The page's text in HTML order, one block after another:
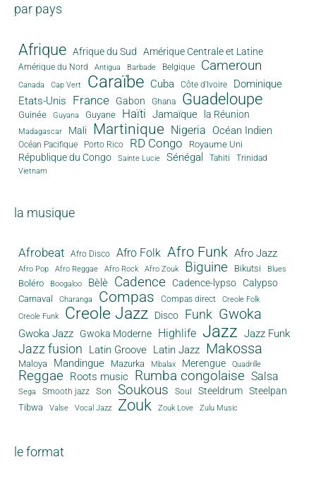
par pays
Afrique Afrique du Sud Amérique Centrale et Latine
Amérique du Nord Antigua Barbade Belgique Cameroun
Canada Cap Vert Caraïbe Cuba Côte d'Ivoire
Dominique
Etats-Unis
France Gabon Ghana Guadeloupe
Guinée Guyana Guyane Haïti Jamaïque la Réunion
Madagascar Mali Martinique Nigeria Océan Indien
Océan Pacifique Porto Rico RD Congo Royaume Uni
République du Congo Sainte Lucie Sénégal Tahiti Trinidad
Vietnam
la musique
Afrobeat Afro Disco Afro Folk Afro Funk Afro Jazz
Afro Pop Afro Reggae Afro Rock Afro Zouk Biguine Bikutsi Blues
Boléro Boogaloo Bèlè Cadence Cadence-lypso Calypso
Carnaval Charanga Compas Compas direct
Creole Folk
Creole Funk
Creole Jazz Disco Funk Gwoka
Gwoka Jazz Gwoka Moderne Highlife Jazz Jazz Funk
Jazz fusion Latin Groove Latin Jazz Makossa
Maloya Mandingue Mazurka Mbalax Merengue Quadrille
Reggae Roots music Rumba congolaise Salsa
Sega Smooth jazz Son Soukous Soul Steeldrum Steelpan
Tibwa Valse Vocal Jazz Zouk Zouk Love Zulu Music
le format